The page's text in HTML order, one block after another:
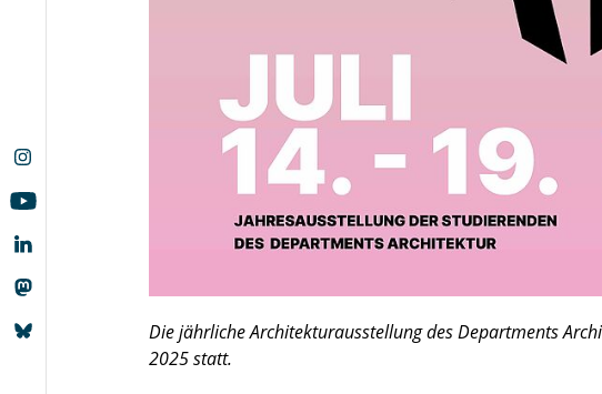
Die jährliche Architekturausstellung des Departments
2025 statt.